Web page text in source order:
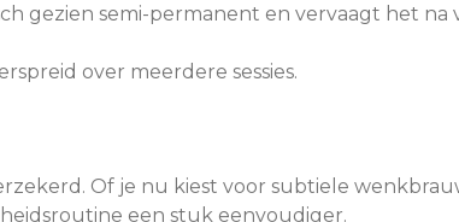
gezien semi-permanent en vervaagt het na
over meerdere sessies.
Of je nu kiest voor subtiele
een stuk eenvoudiger.